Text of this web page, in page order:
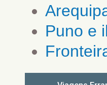
Puno e